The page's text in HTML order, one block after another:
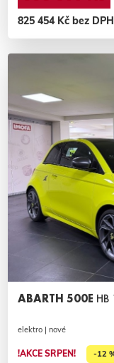
825 454 Kč bez DPH
ABARTH 500E
elektro | nové
!AKCE SRPEN! -12